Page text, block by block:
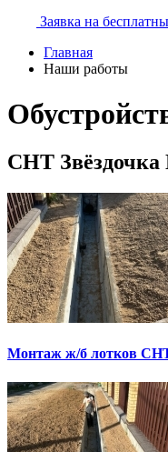
Заявка на
Главная
Наши работы
СНТ Звёздочка
Монтаж ж/б лотков СНТ